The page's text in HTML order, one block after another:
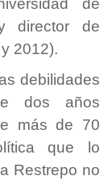
de
director de
2012).
debilidades
dos años
más de 70
que lo
Restrepo no